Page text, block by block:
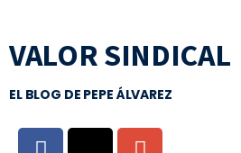
VALOR SINDICAL
EL BLOG DE PEPE ÁLVAREZ